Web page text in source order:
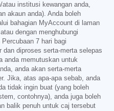
atau institusi kewangan anda,
akaun anda). Anda boleh
bahagian MyAccount di laman
dengan menghubungi
7 hari bagi
dan diproses serta-merta selepas
anda memutuskan untuk
anda akan serta-merta
Jika, atas apa-apa sebab, anda
tidak ingin buat (yang boleh
contohnya), anda juga boleh
balik penuh untuk caj tersebut